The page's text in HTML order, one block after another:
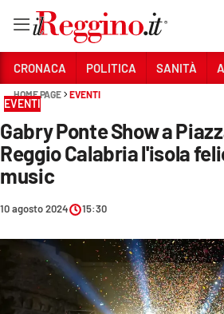
Sezioni
CRONACA
POLITICA
SANITÀ
AMBIENTE
SOCIETÀ
CULTURA
CRONACA POLITICA SANITÀ
HOME PAGE EVENTI
EVENTI
Gabry Ponte Show a
Reggio Calabria l'isola
music
10 agosto 2024 15:30